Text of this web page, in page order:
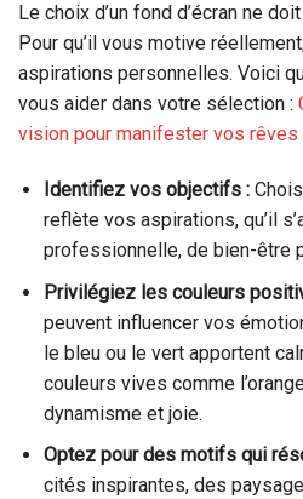
Le choix d’un fond d’écran ne
Pour qu’il vous motive
aspirations personnelles. Voici
vous aider dans votre sélection :
vision pour manifester vos rêves
Identifiez vos objectifs :
reflète vos aspirations, qu’il
professionnelle, de bien-être
Privilégiez les couleurs
peuvent influencer vos
le bleu ou le vert apportent
couleurs vives comme
dynamisme et joie.
Optez pour des motifs qui
cités inspirantes, des